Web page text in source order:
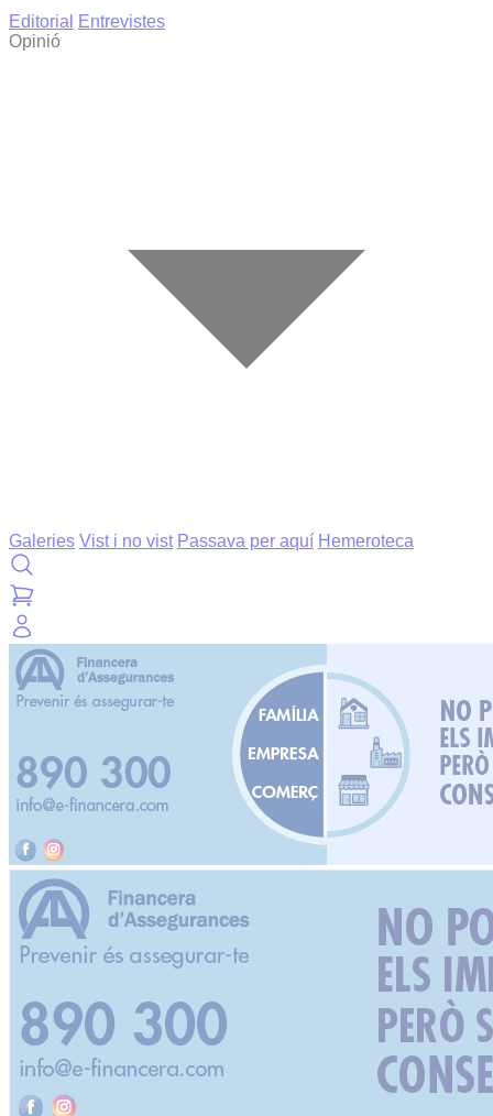
Editorial
Entrevistes
Opinió
Galeries Vist i no vist Passava per aquí Hemeroteca